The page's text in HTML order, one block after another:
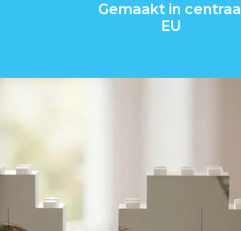
Gemaakt in centraal
EU